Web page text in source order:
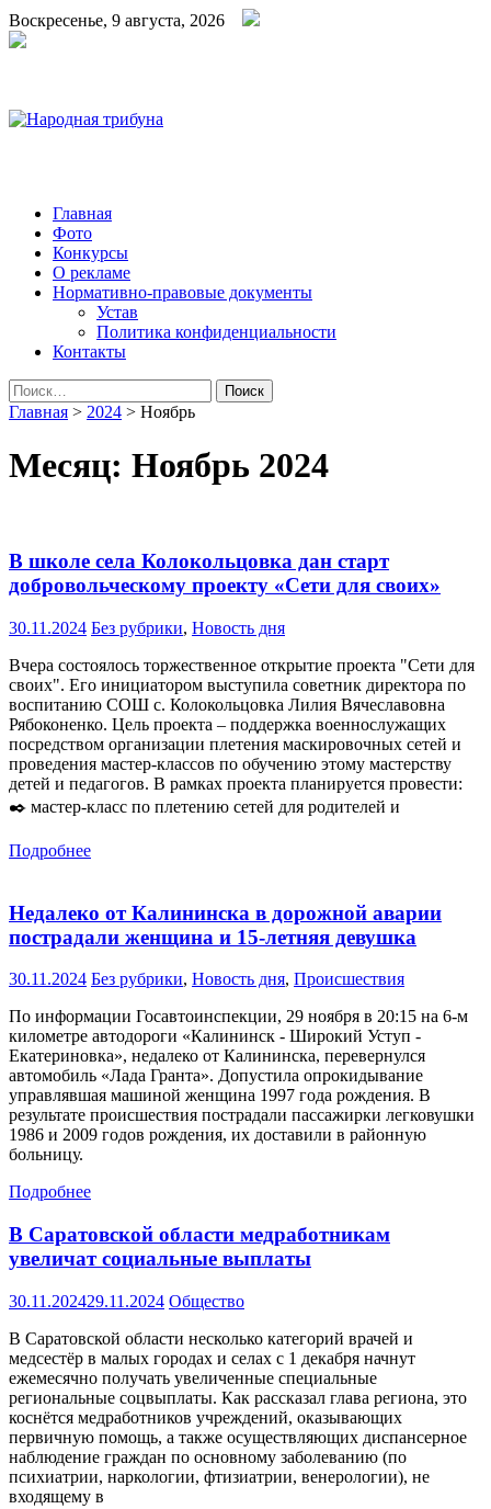
Воскресенье, 9 августа, 2026
Народная трибуна
Калининская районная газета
Главная
Фото
Конкурсы
О рекламе
Нормативно-правовые документы
Устав
Политика конфиденциальности
Контакты
Найти:
Главная > 2024 > Ноябрь
Месяц: Ноябрь 2024
В школе села Колокольцовка дан старт
добровольческому проекту «Сети для своих»
30.11.2024 Без рубрики, Новость дня
Вчера состоялось торжественное открытие проекта "Сети для
своих". Его инициатором выступила советник директора по
воспитанию СОШ с. Колокольцовка Лилия Вячеславовна
Рябоконенко. Цель проекта – поддержка военнослужащих
посредством организации плетения маскировочных сетей и
проведения мастер-классов по обучению этому мастерству
детей и педагогов. В рамках проекта планируется провести:
✒️ мастер-класс по плетению сетей для родителей и
Подробнее
Недалеко от Калининска в дорожной аварии
пострадали женщина и 15-летняя девушка
30.11.2024 Без рубрики, Новость дня, Происшествия
По информации Госавтоинспекции, 29 ноября в 20:15 на 6-м
километре автодороги «Калининск - Широкий Уступ -
Екатериновка», недалеко от Калининска, перевернулся
автомобиль «Лада Гранта». Допустила опрокидывание
управлявшая машиной женщина 1997 года рождения. В
результате происшествия пострадали пассажирки легковушки
1986 и 2009 годов рождения, их доставили в районную
больницу.
Подробнее
В Саратовской области медработникам
увеличат социальные выплаты
30.11.202429.11.2024 Общество
В Саратовской области несколько категорий врачей и
медсестёр в малых городах и селах с 1 декабря начнут
ежемесячно получать увеличенные специальные
региональные соцвыплаты. Как рассказал глава региона, это
коснётся мед­работников учреждений, оказывающих
первичную помощь, а также осуществляющих диспансерное
наблюдение граждан по основному заболеванию (по
психиатрии, наркологии, фтизиатрии, венерологии), не
входящему в